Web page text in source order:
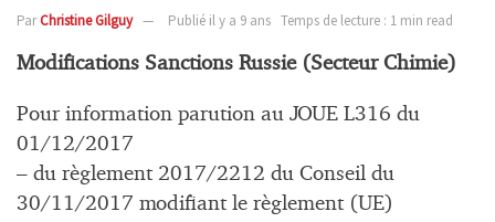
ParChristine Gilguy Publié il y a 9 ans Temps de lecture : 1 min read
Modifications Sanctions Russie (Secteur Chimie)
Pour information parution au JOUE L316 du
01/12/2017
– du règlement 2017/2212 du Conseil du
30/11/2017 modifiant le règlement (UE)